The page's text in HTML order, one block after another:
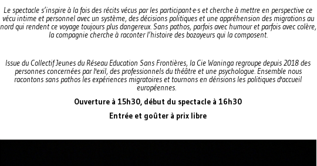
Le spectacle s’inspire à la fois des récits vécus par les participant·e·s et cherche à mettre en perspective ce
vécu intime et personnel avec un système, des décisions politiques et une appréhension des migrations au
nord qui rendent ce voyage toujours plus dangereux. Sans pathos, parfois avec humour et parfois avec colère,
la compagnie cherche à raconter l’histoire des bozayeurs qui la composent.
Issue du Collectif Jeunes du Réseau Education Sans Frontières, la Cie Waninga regroupe depuis 2018 des
personnes concernées par l'exil, des professionnels du théâtre et une psychologue. Ensemble nous
racontons sans pathos les expériences migratoires et tournons en dérisions les politiques d'accueil
européennes.
Ouverture à 15h30, début du spectacle à 16h30
Entrée et goûter à prix libre